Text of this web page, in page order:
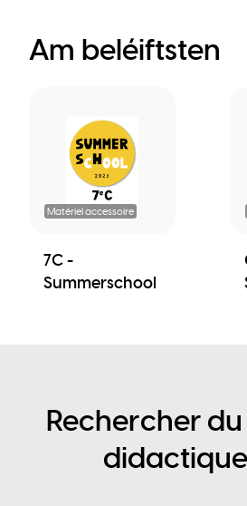
Am beléiftsten
Matériel accessoire
7C -
Summerschool
Rechercher